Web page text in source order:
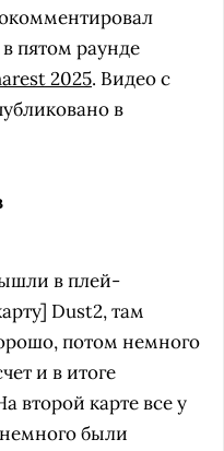
в пятом раунде
2025. Видео с
в
в плей-
Dust2, там
потом немного
и в итоге
второй карте все у
были